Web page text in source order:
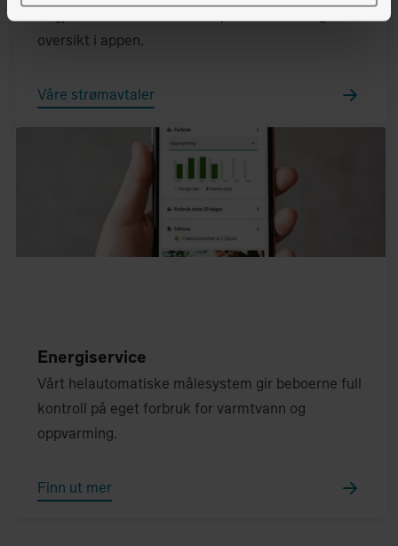
oversikt i appen.
Våre strømavtaler
Energiservice
Vårt helautomatiske målesystem gir beboerne full
kontroll på eget forbruk for varmtvann og
oppvarming.
Finn ut mer